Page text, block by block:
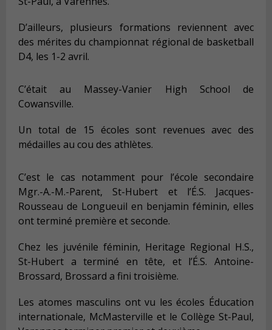
D’ailleurs, plusieurs formations reviennent avec
des mérites du championnat régional de basketball
D4, les 1-2 avril.
C’était au Massey-Vanier High School de
Cowansville.
Un total de 15 écoles sont revenues avec des
médailles au cou des athlètes.
C’est le cas notamment pour l’école secondaire
Mgr.-A.-M.-Parent, St-Hubert et l’É.S. Jacques-
Rousseau de Longueuil en benjamin féminin, elles
ont terminé première et seconde.
Chez les juvénile féminin, Heritage Regional H.S.,
St-Hubert a terminé en tête, et l’É.S. Antoine-
Brossard, Brossard a fini troisième.
Les atomes masculins ont vu les écoles Éducation
internationale, McMasterville et le Collège St-Paul,